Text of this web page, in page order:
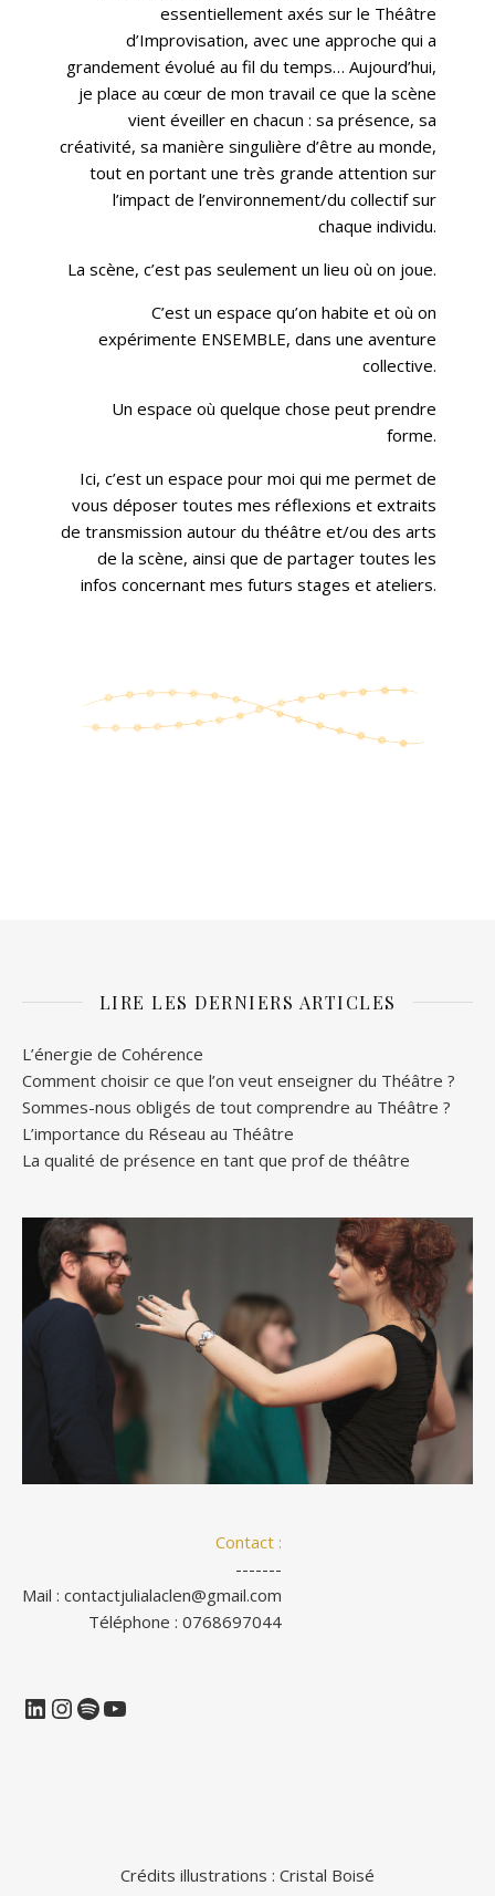
essentiellement axés sur le Théâtre
d’Improvisation, avec une approche qui a
grandement évolué au fil du temps… Aujourd’hui,
je place au cœur de mon travail ce que la scène
vient éveiller en chacun : sa présence, sa
créativité, sa manière singulière d’être au monde,
tout en portant une très grande attention sur
l’impact de l’environnement/du collectif sur
chaque individu.
La scène, c’est pas seulement un lieu où on joue.
C’est un espace qu’on habite et où on
expérimente ENSEMBLE, dans une aventure
collective.
Un espace où quelque chose peut prendre
forme.
Ici, c’est un espace pour moi qui me permet de
vous déposer toutes mes réflexions et extraits
de transmission autour du théâtre et/ou des arts
de la scène, ainsi que de partager toutes les
infos concernant mes futurs stages et ateliers.
LIRE LES DERNIERS ARTICLES
L’énergie de Cohérence
Comment choisir ce que l’on veut enseigner du Théâtre ?
Sommes-nous obligés de tout comprendre au Théâtre ?
L’importance du Réseau au Théâtre
La qualité de présence en tant que prof de théâtre
Contact :
-------
Mail : contactjulialaclen@gmail.com
Téléphone : 0768697044
LinkedIn
Instagram
Spotify
YouTube
Crédits illustrations : Cristal Boisé